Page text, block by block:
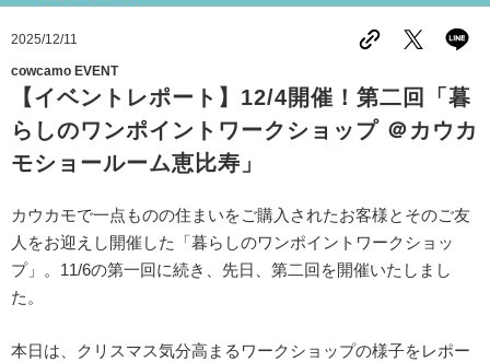
2025/12/11
cowcamo EVENT
【イベントレポート】12/4開催！第二回「暮
らしのワンポイントワークショップ ＠カウカ
モショールーム恵比寿」
カウカモで一点ものの住まいをご購入されたお客様とそのご友
人をお迎えし開催した「暮らしのワンポイントワークショッ
プ」。11/6の第一回に続き、先日、第二回を開催いたしまし
た。
本日は、クリスマス気分高まるワークショップの様子をレポー